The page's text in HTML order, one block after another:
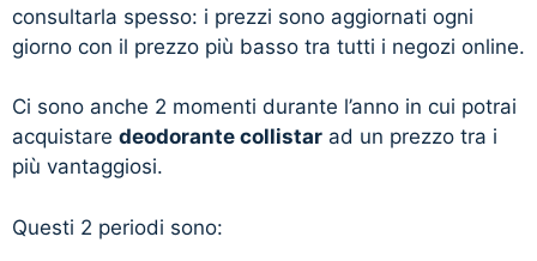
consultarla spesso: i prezzi sono aggiornati ogni
giorno con il prezzo più basso tra tutti i negozi online.
Ci sono anche 2 momenti durante l’anno in cui potrai
acquistare deodorante collistar ad un prezzo tra i
più vantaggiosi.
Questi 2 periodi sono: